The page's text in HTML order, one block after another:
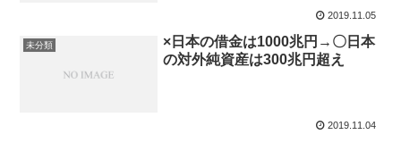
2019.11.05
未分類
×日本の借金は1000兆円→〇日本
の対外純資産は300兆円超え
2019.11.04